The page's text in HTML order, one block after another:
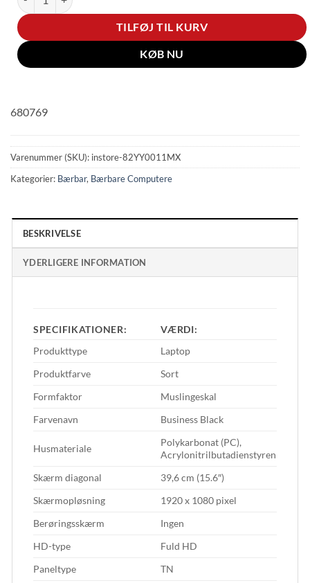
TILFØJ TIL KURV
KØB NU
680769
Varenummer (SKU): instore-82YY0011MX
Kategorier: Bærbar, Bærbare Computere
BESKRIVELSE
YDERLIGERE INFORMATION
SPECIFIKATIONER:
VÆRDI:
Produkttype
Laptop
Produktfarve
Sort
Formfaktor
Muslingeskal
Farvenavn
Business Black
Husmateriale
Polykarbonat (PC),
Acrylonitrilbutadienstyren
Skærm diagonal
39,6 cm (15.6″)
Skærmopløsning
1920 x 1080 pixel
Berøringsskærm
Ingen
HD-type
Fuld HD
Paneltype
TN